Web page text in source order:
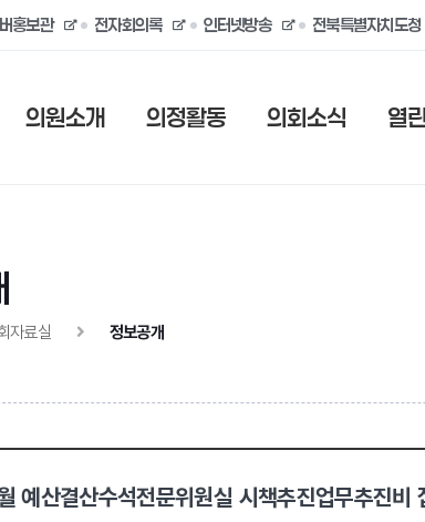
홍보관 전자회의록 인터넷방송 전북특별자치도청
의원소개 의정활동 의회소식 열
자료실 정보공개
예산결산수석전문위원실 시책추진업무추진비